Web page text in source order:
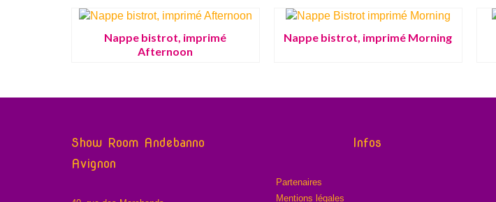
Nappe bistrot, imprimé
Afternoon
Nappe bistrot, imprimé Morning
Show Room Andebanno
Avignon
Infos
Partenaires
Mentions légales